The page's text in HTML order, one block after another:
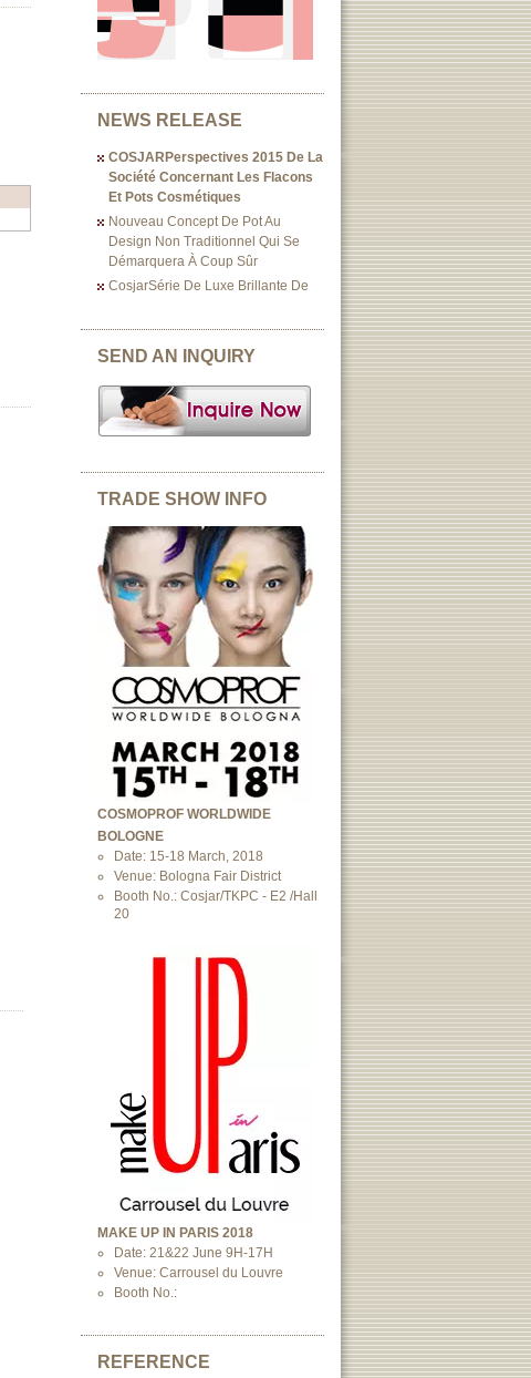
NEWS RELEASE
COSJARPerspectives 2015 De La
Société Concernant Les Flacons
Et Pots Cosmétiques
Nouveau Concept De Pot Au
Design Non Traditionnel Qui Se
Démarquera À Coup Sûr
CosjarSérie De Luxe Brillante De
SEND AN INQUIRY
TRADE SHOW INFO
COSMOPROF WORLDWIDE
BOLOGNE
Date: 15-18 March, 2018
Venue: Bologna Fair District
Booth No.: Cosjar/TKPC - E2 /Hall
20
MAKE UP IN PARIS 2018
Date: 21&22 June 9H-17H
Venue: Carrousel du Louvre
Booth No.:
REFERENCE